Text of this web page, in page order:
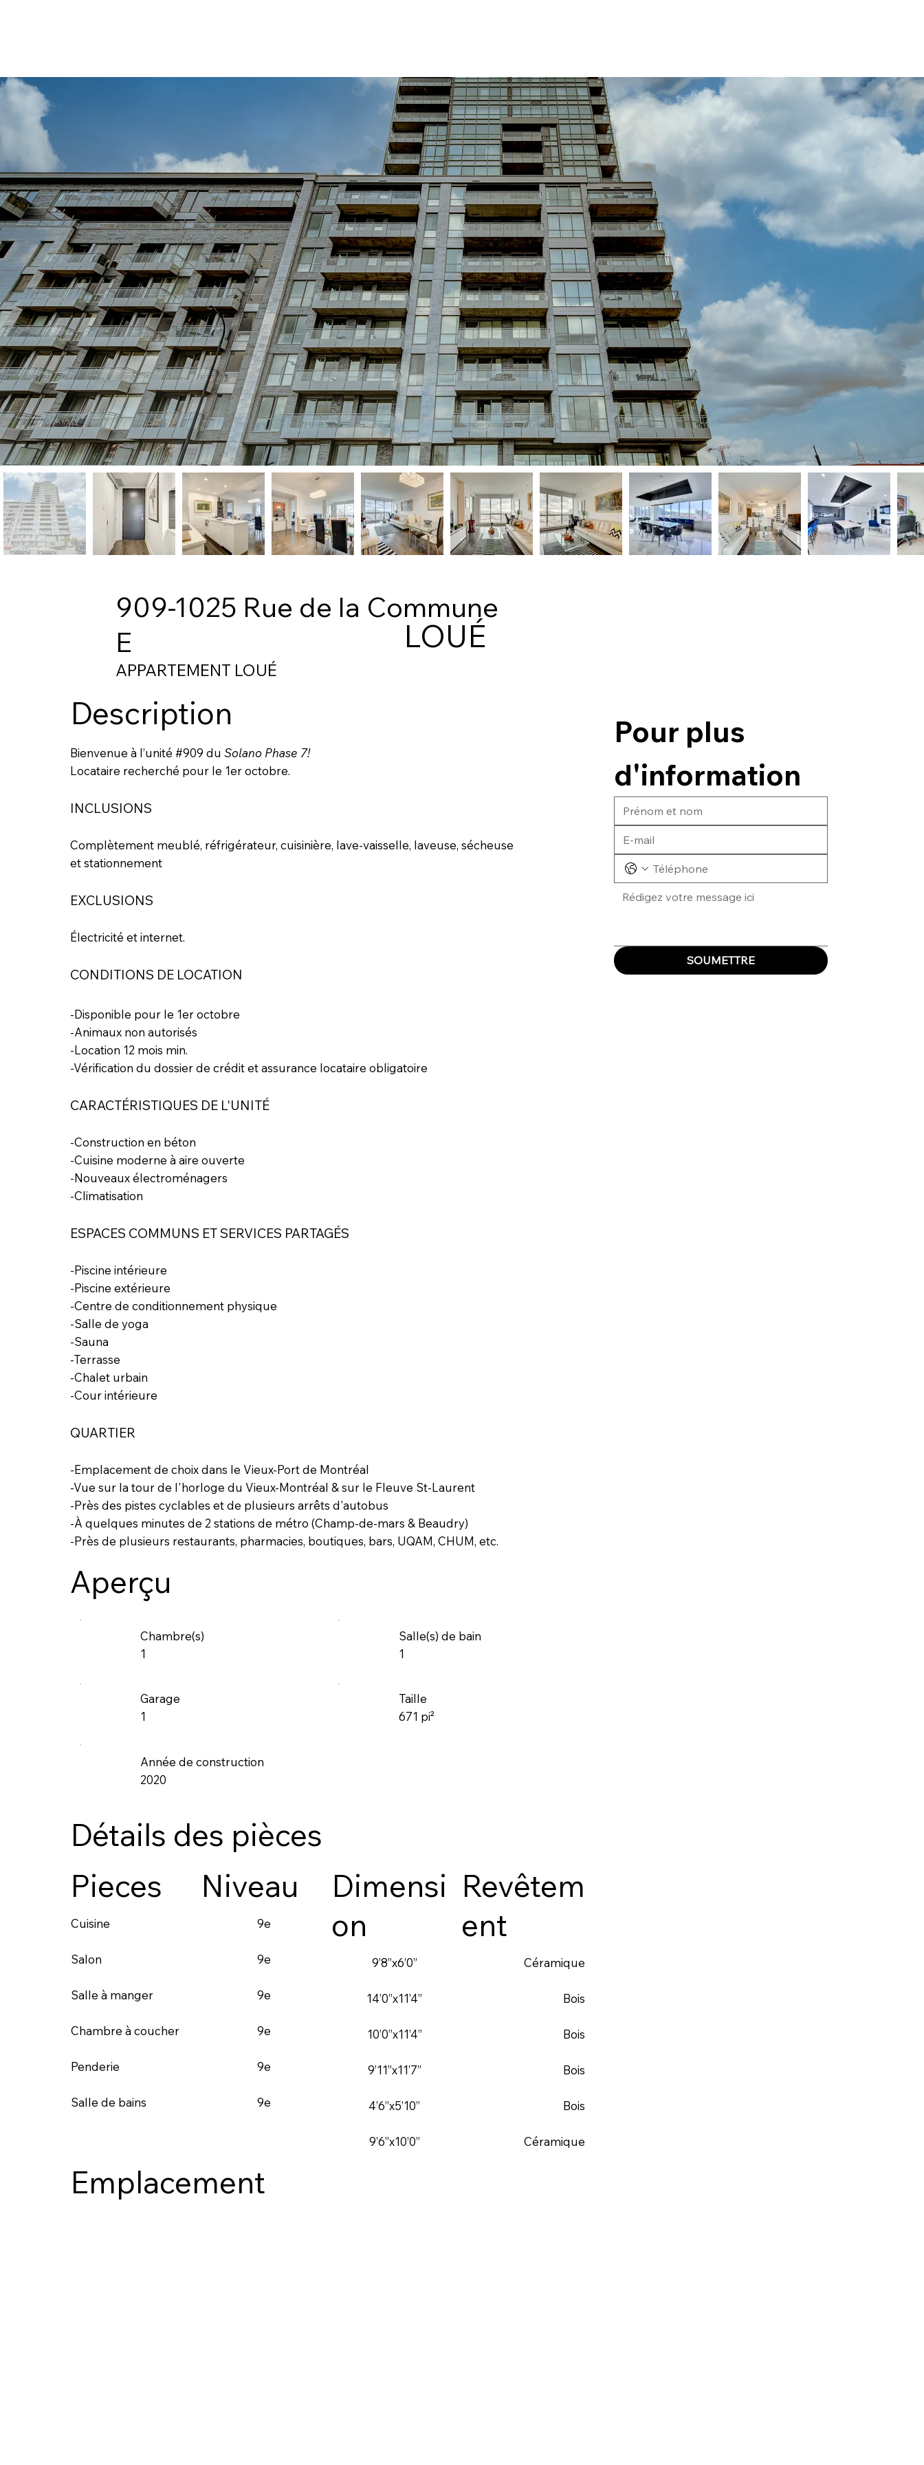
909-1025 Rue de la Commune
E
APPARTEMENT LOUÉ
LOUÉ
Description
Pour plus
d'information
SOUMETTRE
Bienvenue à l’unité #909 du Solano Phase 7!
Locataire recherché pour le 1er octobre.
INCLUSIONS
Complètement meublé, réfrigérateur, cuisinière, lave-vaisselle, laveuse, sécheuse
et stationnement
EXCLUSIONS
Électricité et internet.
CONDITIONS DE LOCATION
-Disponible pour le 1er octobre
-Animaux non autorisés
-Location 12 mois min.
-Vérification du dossier de crédit et assurance locataire obligatoire
CARACTÉRISTIQUES DE L'UNITÉ
-Construction en béton
-Cuisine moderne à aire ouverte
-Nouveaux électroménagers
-Climatisation
ESPACES COMMUNS ET SERVICES PARTAGÉS
-Piscine intérieure
-Piscine extérieure
-Centre de conditionnement physique
-Salle de yoga
-Sauna
-Terrasse
-Chalet urbain
-Cour intérieure
QUARTIER
-Emplacement de choix dans le Vieux-Port de Montréal
-Vue sur la tour de l'horloge du Vieux-Montréal & sur le Fleuve St-Laurent
-Près des pistes cyclables et de plusieurs arrêts d'autobus
-À quelques minutes de 2 stations de métro (Champ-de-mars & Beaudry)
-Près de plusieurs restaurants, pharmacies, boutiques, bars, UQAM, CHUM, etc.
Aperçu
Chambre(s)
1
Salle(s) de bain
1
Garage
1
Année de construction
2020
Taille
671 pi²
Détails des pièces
Pieces
Cuisine
Salon
Salle à manger
Chambre à coucher
Penderie
Salle de bains
Niveau
9e
9e
9e
9e
9e
9e
Dimensi
on
9’8”x6’0”
14’0”x11’4”
10’0”x11’4”
9’11”x11’7”
4’6”x5’10”
9’6”x10’0”
Revêtem
ent
Céramique
Bois
Bois
Bois
Bois
Céramique
Emplacement